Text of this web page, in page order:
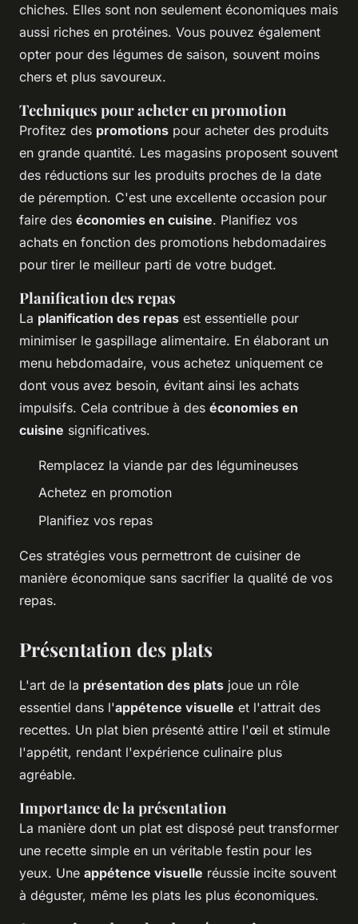
chiches. Elles sont non seulement économiques mais
aussi riches en protéines. Vous pouvez également
opter pour des légumes de saison, souvent moins
chers et plus savoureux.
Techniques pour acheter en promotion
Profitez des promotions pour acheter des produits
en grande quantité. Les magasins proposent souvent
des réductions sur les produits proches de la date
de péremption. C'est une excellente occasion pour
faire des économies en cuisine. Planifiez vos
achats en fonction des promotions hebdomadaires
pour tirer le meilleur parti de votre budget.
Planification des repas
La planification des repas est essentielle pour
minimiser le gaspillage alimentaire. En élaborant un
menu hebdomadaire, vous achetez uniquement ce
dont vous avez besoin, évitant ainsi les achats
impulsifs. Cela contribue à des économies en
cuisine significatives.
Remplacez la viande par des légumineuses
Achetez en promotion
Planifiez vos repas
Ces stratégies vous permettront de cuisiner de
manière économique sans sacrifier la qualité de vos
repas.
Présentation des plats
L'art de la présentation des plats joue un rôle
essentiel dans l'appétence visuelle et l'attrait des
recettes. Un plat bien présenté attire l'œil et stimule
l'appétit, rendant l'expérience culinaire plus
agréable.
Importance de la présentation
La manière dont un plat est disposé peut transformer
une recette simple en un véritable festin pour les
yeux. Une appétence visuelle réussie incite souvent
à déguster, même les plats les plus économiques.